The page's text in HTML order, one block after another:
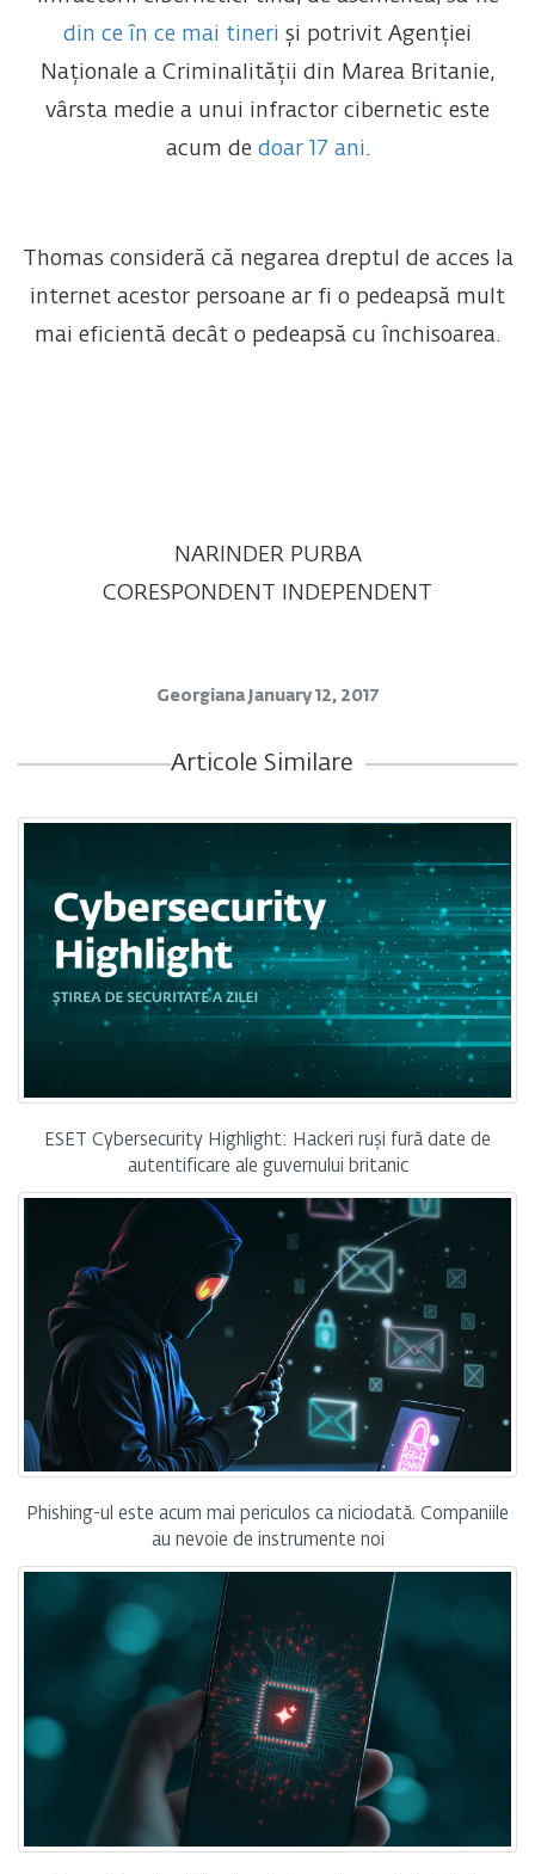
din ce în ce mai tineri și potrivit Agenției
Naționale a Criminalității din Marea Britanie,
vârsta medie a unui infractor cibernetic este
acum de doar 17 ani.
Thomas consideră că negarea dreptul de acces la
internet acestor persoane ar fi o pedeapsă mult
mai eficientă decât o pedeapsă cu închisoarea.
NARINDER PURBA
CORESPONDENT INDEPENDENT
Georgiana January 12, 2017
Articole Similare
ESET Cybersecurity Highlight: Hackeri ruși fură date de
autentificare ale guvernului britanic
Phishing-ul este acum mai periculos ca niciodată. Companiile
au nevoie de instrumente noi